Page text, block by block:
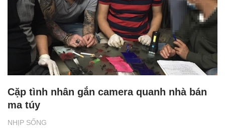
NHỊP SỐNG
Cặp tình nhân gắn camera quanh nhà bán
ma túy